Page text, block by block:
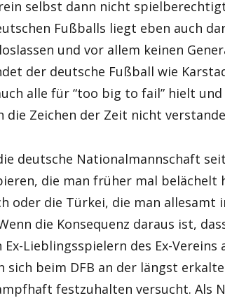
selbst dann nicht
Fußballs liegt eben auch
und vor allem keinen
der deutsche Fußball wie
alle für “too big to fail” hielt
die Zeichen der Zeit nicht
deutsche Nationalmannschaft
die man früher mal belächelt
oder die Türkei, die man
die Konsequenz daraus ist,
Lieblingsspielern des Ex-
sich beim DFB an der längst
festzuhalten versucht. Als